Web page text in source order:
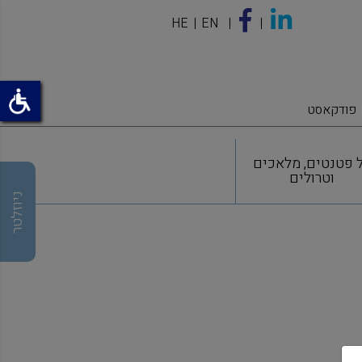
HE EN
פודקאסט
פטנטים, מלאכים
וטרולים
ניוזלטר